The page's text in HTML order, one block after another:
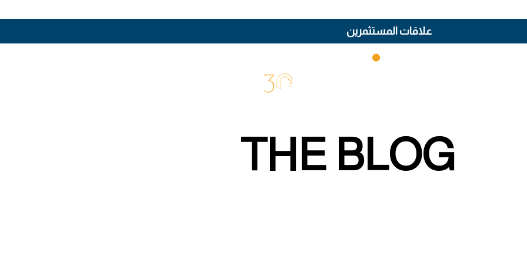
علاقات المستثمرين
THE BLOG